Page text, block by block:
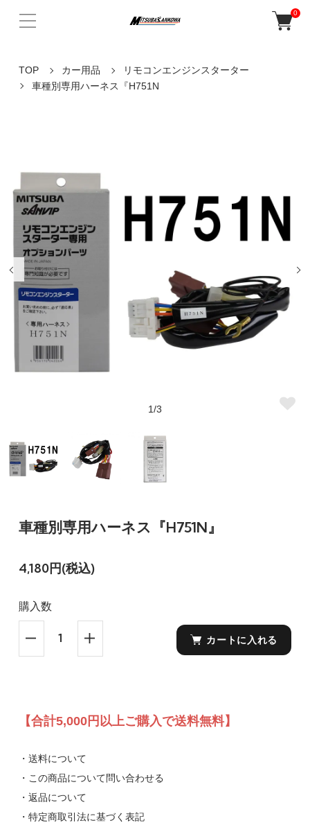
0
TOP カー用品
リモコンエンジンスターター
車種別専用ハーネス『H751N
1/3
車種別専用ハーネス『H751N』
4,180円(税込)
購入数
カートに入れる
【合計5,000円以上ご購入で送料無料】
・送料について
・この商品について問い合わせる
・返品について
・特定商取引法に基づく表記